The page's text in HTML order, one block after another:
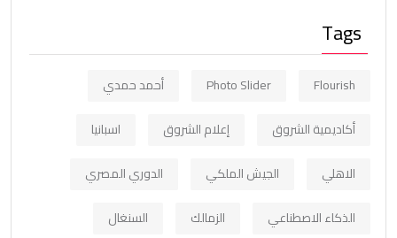
Tags
Flourish
Photo Slider
أحمد حمدي
أكاديمية الشروق
إعلام الشروق
اسبانيا
الاهلي
الجيش الملكي
الدوري المصري
الذكاء الاصطناعي
الزمالك
السنغال